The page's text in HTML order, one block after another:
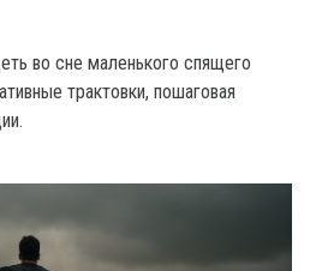
во сне маленького спящего
трактовки, пошаговая